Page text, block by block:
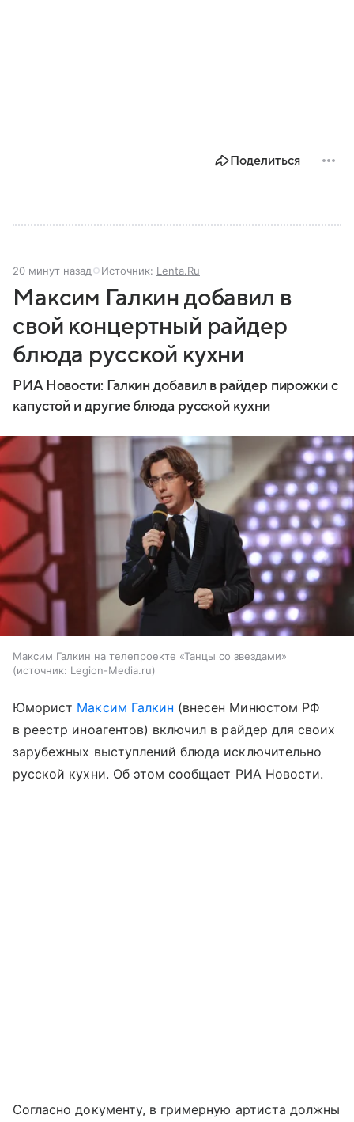
Поделиться
20 минут назад Источник: Lenta.Ru
Максим Галкин добавил в
свой концертный райдер
блюда русской кухни
РИА Новости: Галкин добавил в райдер пирожки с
капустой и другие блюда русской кухни
Максим Галкин на телепроекте «Танцы со звездами»
источник: Legion-Media.ru
Юморист Максим Галкин (внесен Минюстом РФ
в реестр иноагентов) включил в райдер для своих
зарубежных выступлений блюда исключительно
русской кухни. Об этом сообщает РИА Новости.
Согласно документу, в гримерную артиста должны